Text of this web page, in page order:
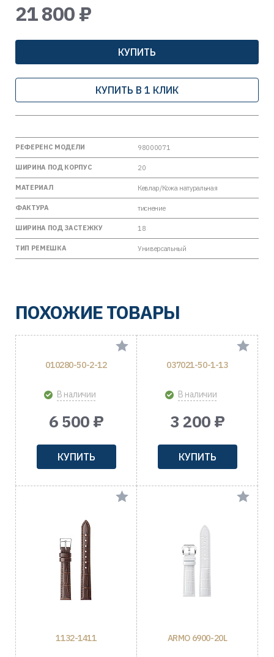
21 800 ₽
КУПИТЬ
КУПИТЬ В 1 КЛИК
РЕФЕРЕНС МОДЕЛИ 98000071
ШИРИНА ПОД КОРПУС 20
МАТЕРИАЛ Кевлар/Кожа натуральная
ФАКТУРА тиснение
ШИРИНА ПОД ЗАСТЕЖКУ 18
ТИП РЕМЕШКА Универсальный
ПОХОЖИЕ ТОВАРЫ
010280-50-2-12
В наличии
6 500 ₽
КУПИТЬ
037021-50-1-13
В наличии
3 200 ₽
КУПИТЬ
1132-1411 ARMO 6900-20L